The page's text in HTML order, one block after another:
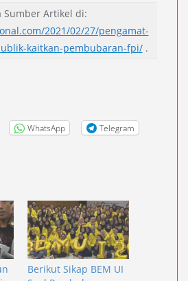
Sumber Artikel di:
2021/02/27/pengamat-
kaitkan-pembubaran-fpi/.
WhatsApp Telegram
Berikut Sikap BEM UI